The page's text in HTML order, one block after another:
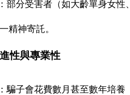
：部分受害者（如大齡單身女
精神寄託。
性與專業性
：騙子會花費數月甚至數年培